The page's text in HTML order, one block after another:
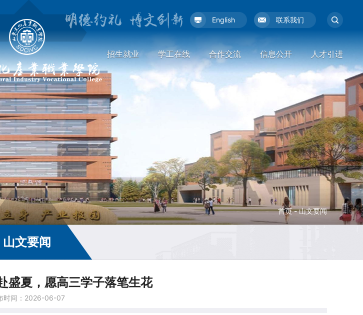
English 联系我们
招生就业 学工在线 合作交流 信息公开 人才引进
首页-山文要闻
山文要闻
盛夏，愿高三学子落笔生花
时间：2026-06-07